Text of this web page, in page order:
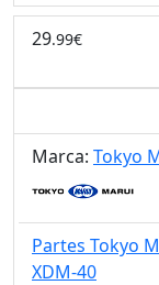
29.99€
Marca: Tokyo
Partes Tokyo
XDM-40